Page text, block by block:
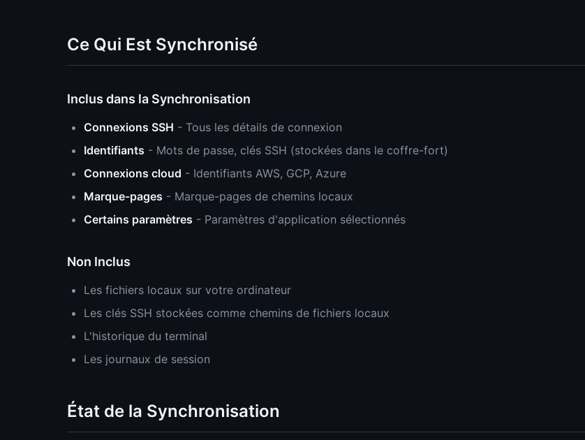
Ce Qui Est Synchronisé
Inclus dans la Synchronisation
Connexions SSH - Tous les détails de connexion
Identifiants - Mots de passe, clés SSH (stockées dans le coffre-fort)
Connexions cloud - Identifiants AWS, GCP, Azure
Marque-pages - Marque-pages de chemins locaux
Certains paramètres - Paramètres d'application sélectionnés
Non Inclus
Les fichiers locaux sur votre ordinateur
Les clés SSH stockées comme chemins de fichiers locaux
L'historique du terminal
Les journaux de session
État de la Synchronisation